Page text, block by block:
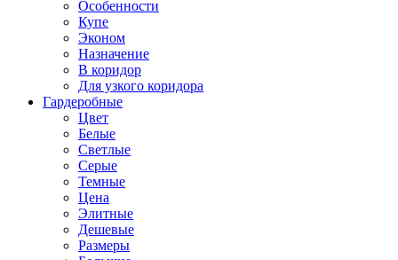
Особенности
Купе
Эконом
Назначение
В коридор
Для узкого коридора
Гардеробные
Цвет
Белые
Светлые
Серые
Темные
Цена
Элитные
Дешевые
Размеры